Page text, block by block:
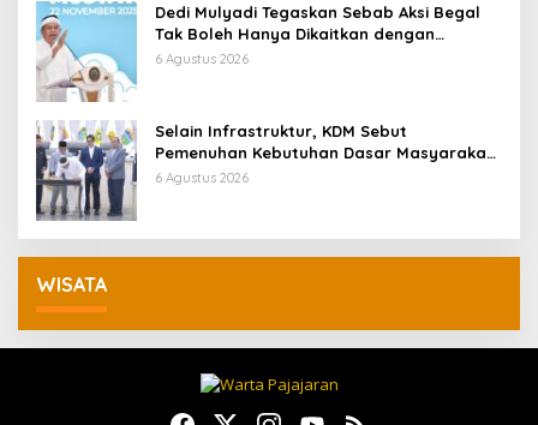
Dedi Mulyadi Tegaskan Sebab Aksi Begal
Tak Boleh Hanya Dikaitkan dengan
Ekonomi
6 Agustus 2026
Selain Infrastruktur, KDM Sebut
Pemenuhan Kebutuhan Dasar Masyarakat
Jadi Fokus APBD Jabar 2027
6 Agustus 2026
WISATA